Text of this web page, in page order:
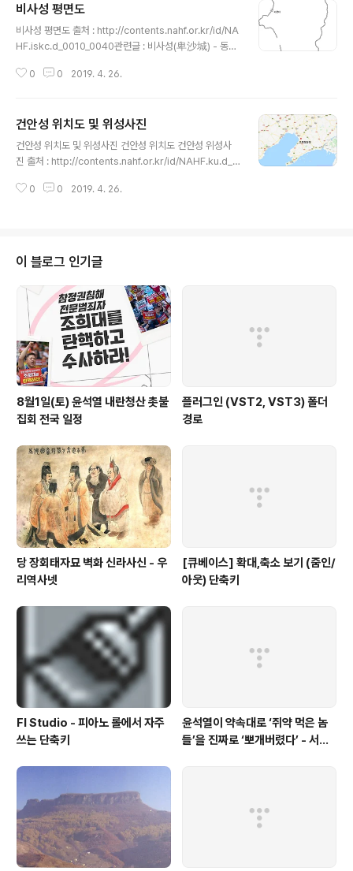
비사성 평면도
비사성 평면도 출처 : http://contents.nahf.or.kr/id/NA
HF.iskc.d_0010_0040관련글 : 비사성(卑沙城) - 동북
0 0 2019. 4. 26.
건안성 위치도 및 위성사진
건안성 위치도 및 위성사진 건안성 위치도 건안성 위성사
진 출처 : http://contents.nahf.or.kr/id/NAHF.ku.d_0
성; 청석관산성; 석성산산성 - 동북아역사넷 https://tadr
0 0 2019. 4. 26.
이 블로그 인기글
8월1일(토) 윤석열 내란청산 촛불
집회 전국 일정
플러그인 (VST2, VST3) 폴더
경로
당 장회태자묘 벽화 신라사신 - 우
리역사넷
[큐베이스] 확대,축소 보기 (줌인/
아웃) 단축키
Fl Studio - 피아노 롤에서 자주
쓰는 단축키
윤석열이 약속대로 ‘쥐약 먹은 놈
들’을 진짜로 ‘뽀개버렸다’ - 서울